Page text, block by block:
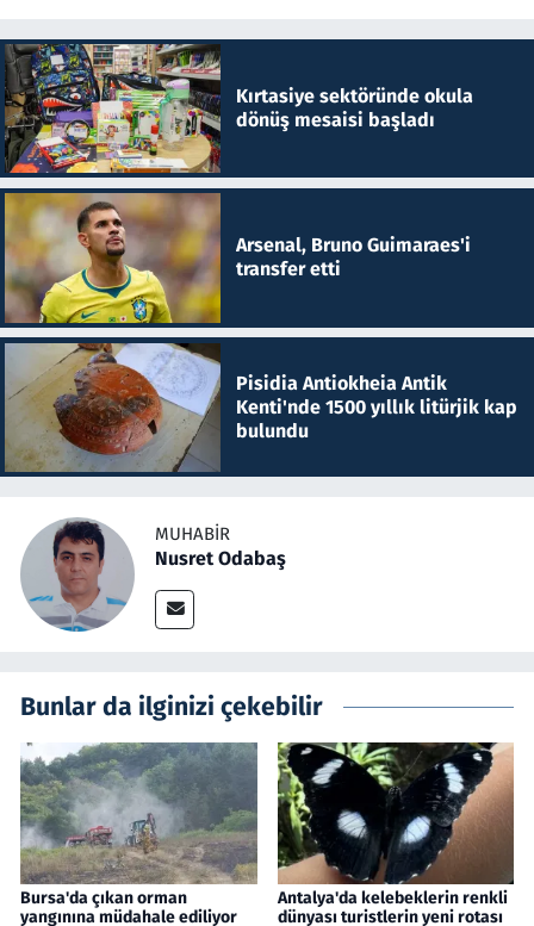
Kırtasiye sektöründe okula
dönüş mesaisi başladı
Arsenal, Bruno Guimaraes'i
transfer etti
Pisidia Antiokheia Antik
Kenti'nde 1500 yıllık litürjik kap
bulundu
MUHABIR
Nusret Odabaş
Bunlar da ilginizi çekebilir
Bursa'da çıkan orman
yangınına müdahale ediliyor
Antalya'da kelebeklerin renkli
dünyası turistlerin yeni rotası